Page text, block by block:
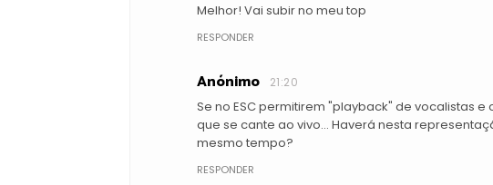
Melhor! Vai subir no meu top
RESPONDER
Anónimo 21:20
Se no ESC permitirem "playback" de vocalistas
que se cante ao vivo... Haverá nesta
mesmo tempo?
RESPONDER